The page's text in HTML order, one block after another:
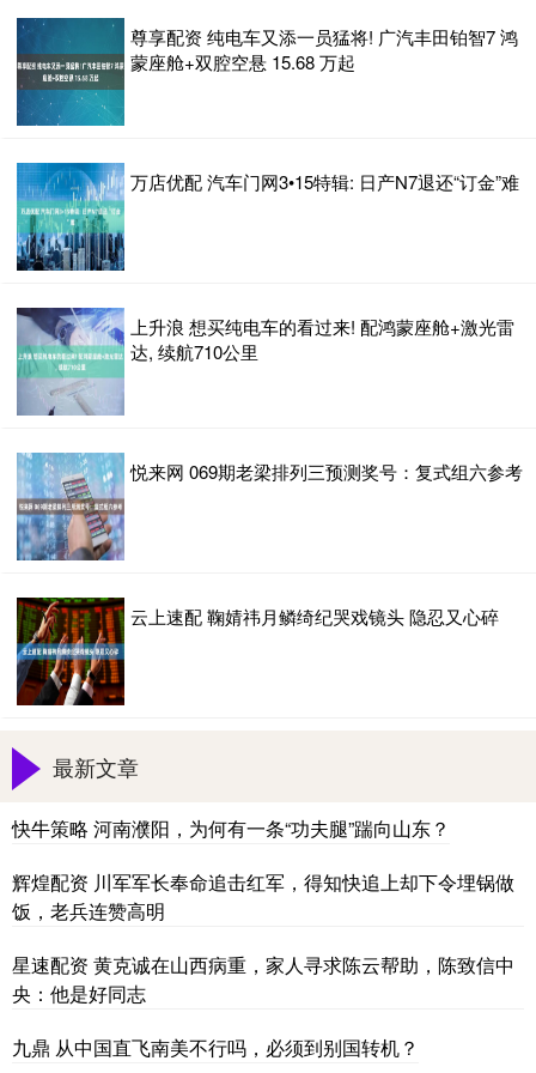
尊享配资 纯电车又添一员猛将! 广汽丰田铂智7 鸿
蒙座舱+双腔空悬 15.68 万起
万店优配 汽车门网3•15特辑: 日产N7退还“订金”难
上升浪 想买纯电车的看过来! 配鸿蒙座舱+激光雷
达, 续航710公里
悦来网 069期老梁排列三预测奖号：复式组六参考
云上速配 鞠婧祎月鳞绮纪哭戏镜头 隐忍又心碎
最新文章
快牛策略 河南濮阳，为何有一条“功夫腿”踹向山东？
辉煌配资 川军军长奉命追击红军，得知快追上却下令埋锅做
饭，老兵连赞高明
星速配资 黄克诚在山西病重，家人寻求陈云帮助，陈致信中
央：他是好同志
九鼎 从中国直飞南美不行吗，必须到别国转机？